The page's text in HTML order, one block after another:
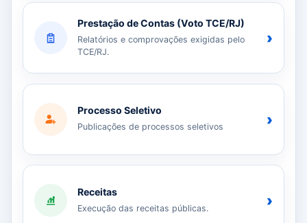
Prestação de Contas (Voto TCE/RJ)
Relatórios e comprovações exigidas pelo
TCE/RJ.
›
Processo Seletivo
Publicações de processos seletivos ›
Receitas
Execução das receitas públicas. ›